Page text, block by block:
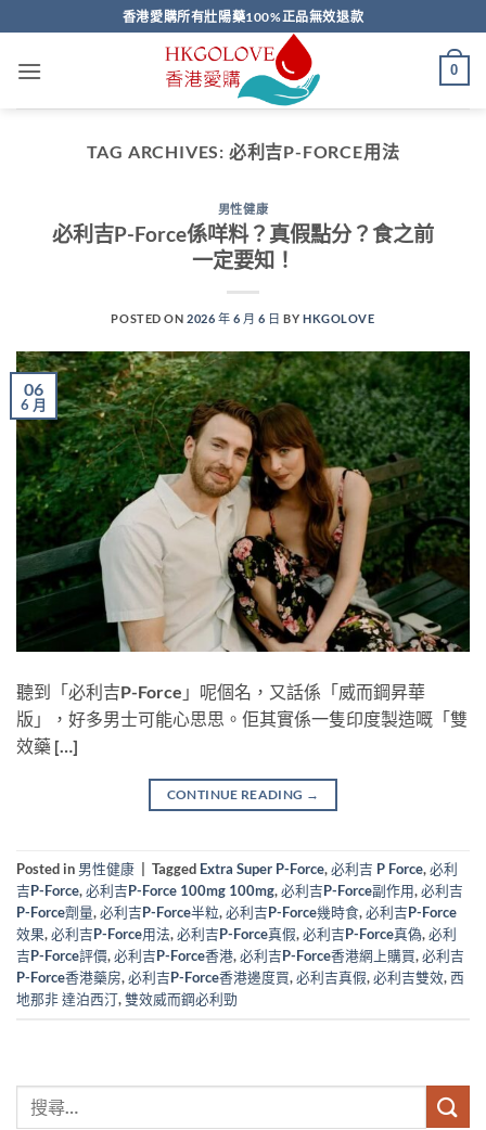
to
content
香港愛購所有壯陽藥100%正品無效退款
0
TAG ARCHIVES: 必利吉P-FORCE用法
男性健康
必利吉P-Force係咩料？真假點分？食之前
一定要知！
POSTED ON2026 年 6 月 6 日 BYHKGOLOVE
06
6 月
聽到「必利吉P-Force」呢個名，又話係「威而鋼昇華
版」，好多男士可能心思思。佢其實係一隻印度製造嘅「雙
效藥 […]
CONTINUE READING →
Posted in 男性健康 Tagged Extra Super P-Force,必利吉 P Force,必利
吉P-Force,必利吉P-Force 100mg 100mg,必利吉P-Force副作用,必利吉
P-Force劑量,必利吉P-Force半粒,必利吉P-Force幾時食,必利吉P-Force
效果,必利吉P-Force用法,必利吉P-Force真假,必利吉P-Force真偽,必利
吉P-Force評價,必利吉P-Force香港,必利吉P-Force香港網上購買,必利吉
P-Force香港藥房,必利吉P-Force香港邊度買,必利吉真假,必利吉雙效,西
地那非 達泊西汀,雙效威而鋼必利勁